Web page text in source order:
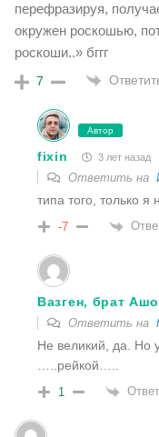
перефразируя,
окружен роскошью,
роскоши..» бггг
7
Автор
fixin 3 лет назад
Ответить на
типа того, только я
-7
Вазген, брат
Ответить на
Не великий, да. Но
…..рейкой…..
1